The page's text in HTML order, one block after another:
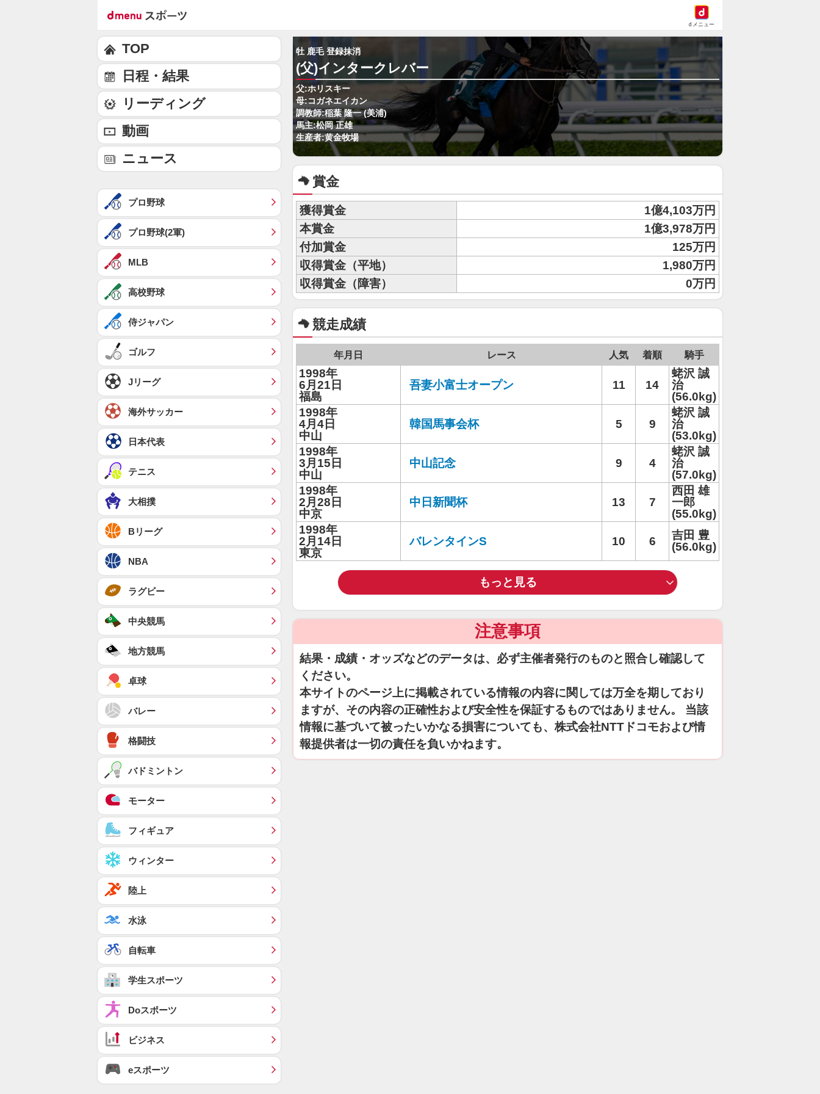
dメニュー
牡 鹿毛 登録抹消
(父)インタークレバー
父:ホリスキー
母:コガネエイカン
調教師:稲葉 隆一 (美浦)
馬主:松岡 正雄
生産者:黄金牧場
賞金
獲得賞金
1億4,103万円
本賞金
1億3,978万円
付加賞金
125万円
収得賞金（平地）
1,980万円
収得賞金（障害）
0万円
競走成績
年月日 レース 人気 着順 騎手
1998年
6月21日
福島
吾妻小富士オープン 11 14
蛯沢 誠
治
(56.0kg)
1998年
4月4日
中山
韓国馬事会杯 5 9
蛯沢 誠
治
(53.0kg)
1998年
3月15日
中山
中山記念 9 4
蛯沢 誠
治
(57.0kg)
1998年
2月28日
中京
中日新聞杯 13 7
西田 雄
一郎
(55.0kg)
1998年
2月14日
東京
バレンタインS 10 6
吉田 豊
(56.0kg)
もっと見る
注意事項
結果・成績・オッズなどのデータは、必ず主催者発行のものと照合し確認して
ください。
本サイトのページ上に掲載されている情報の内容に関しては万全を期しており
ますが、その内容の正確性および安全性を保証するものではありません。 当該
情報に基づいて被ったいかなる損害についても、株式会社NTTドコモおよび情
報提供者は一切の責任を負いかねます。
TOP
日程・結果
リーディング
動画
ニュース
プロ野球
プロ野球(2軍)
MLB
高校野球
侍ジャパン
ゴルフ
Jリーグ
海外サッカー
日本代表
テニス
大相撲
Bリーグ
NBA
ラグビー
中央競馬
地方競馬
卓球
バレー
格闘技
バドミントン
モーター
フィギュア
ウィンター
陸上
水泳
自転車
学生スポーツ
Doスポーツ
ビジネス
eスポーツ